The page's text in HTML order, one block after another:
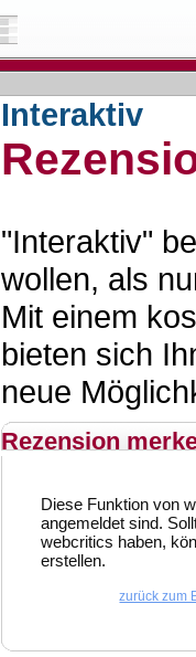
Interaktiv
"Interaktiv"
wollen, als
Mit einem
bieten sich
neue
Rezension
Diese Funktion von
angemeldet sind.
webcritics haben,
erstellen.
zurück zum